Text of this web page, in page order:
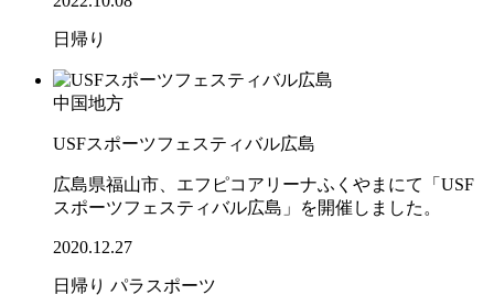
日帰り
中国地方
USFスポーツフェスティバル広島
広島県福山市、エフピコアリーナふくやまにて「USF
スポーツフェスティバル広島」を開催しました。
2020.12.27
日帰り パラスポーツ